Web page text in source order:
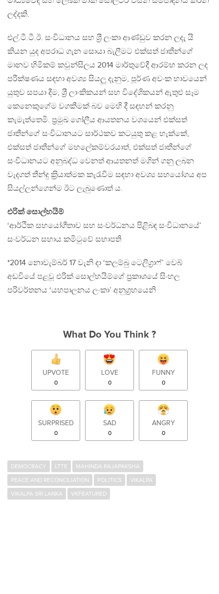
ලද්දකි.
එල්.ටී.ටී.ඊ. සංවිධානය සහ ශ‍්‍රී ලංකා ආණ්ඩුව කරන ලදැ යි
කියන යුද අපරාධ ගැන සොයා බැලීමට එක්සත් ජාතීන්ගේ
මානව හිමිකම් කවුන්සිලය 2014 මාර්තුවේදී ආරම්භ කරන ලද
පරීක්ෂණය සඳහා අවශ්‍ය සියලූ දැනුම, පූර්ණ අවංක භාවයෙන්
යුතුව සපයා දීම, ශ‍්‍රී ලාංකිකයන් සහ විදේශිකයන් ඇතුළු සෑම
කෙනෙකුගේම වගකීමක් බව මෙහි දී සඳහන් කරනු
කැමැත්තෙමි. ප‍්‍රමුඛ ගෝලීය ආයතනය වශයෙන් එක්සත්
ජාතීන්ගේ සංවිධානයට සාර්ථකව කටයුතු කළ හැක්කේ,
එක්සත් ජාතීන්ගේ මහලේකම්වරයාත්, එක්සත් ජාතීන්ගේ
සංවිධානයට අනුබද්ධ වෙනත් ආයතනත් මගින් ගනු ලබන
වැදගත් තීන්දු ක‍්‍රියාත්මක කැරැවීම සඳහා අවශ්‍ය සහයෝගය අප
සියල්ලන්ගෙන්ම ඊට ලැබුණොත් ය.
එරික් සොල්හයිම්
‘ආර්ථික සහයෝගීතාව සහ සංවර්ධනය පිළිබඳ සංවිධානයේ’
සංවර්ධන සහාය කමිටුවේ සභාපති
*2014 නොවැම්බර් 17 වැනි දා ‘කලම්බු ටෙලිග‍්‍රාෆ්’ වෙබ්
අඩවියේ පළවූ එරික් සොල්හයිම්ගේ ප‍්‍රකාශයේ සිංහල
පරිවර්තනය ‘යහපාලනය ලංකා’ අනුග‍්‍රහයෙනි
What Do You Think ?
UPVOTE
0
LOVE
0
FUNNY
0
SURPRISED
0
SAD
0
ANGRY
0
DEMOCRACY LTTE
MAHINDA RAJAPAKSHA
PEACE AND RECONCILIATION
POLITICS
VIKALPA
VIKALPA SRI LANKA
VKFEATURED